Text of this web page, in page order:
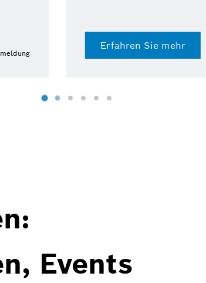
Erfahren Sie mehr
Events